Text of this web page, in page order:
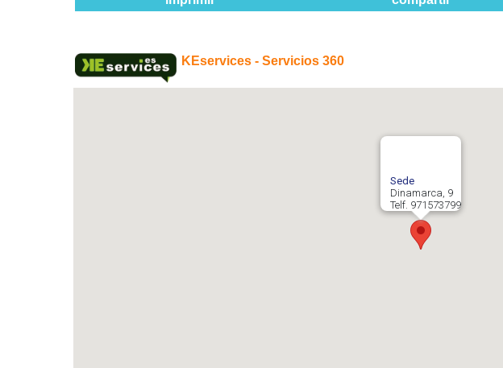
KEservices - Servicios 360
Sede
Dinamarca, 9
Telf. 971573799